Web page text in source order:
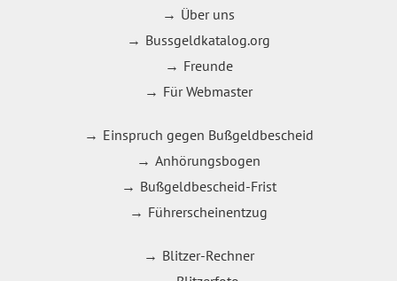
Über uns
Bussgeldkatalog.org
Freunde
Für Webmaster
Einspruch gegen Bußgeldbescheid
Anhörungsbogen
Bußgeldbescheid-Frist
Führerscheinentzug
Blitzer-Rechner